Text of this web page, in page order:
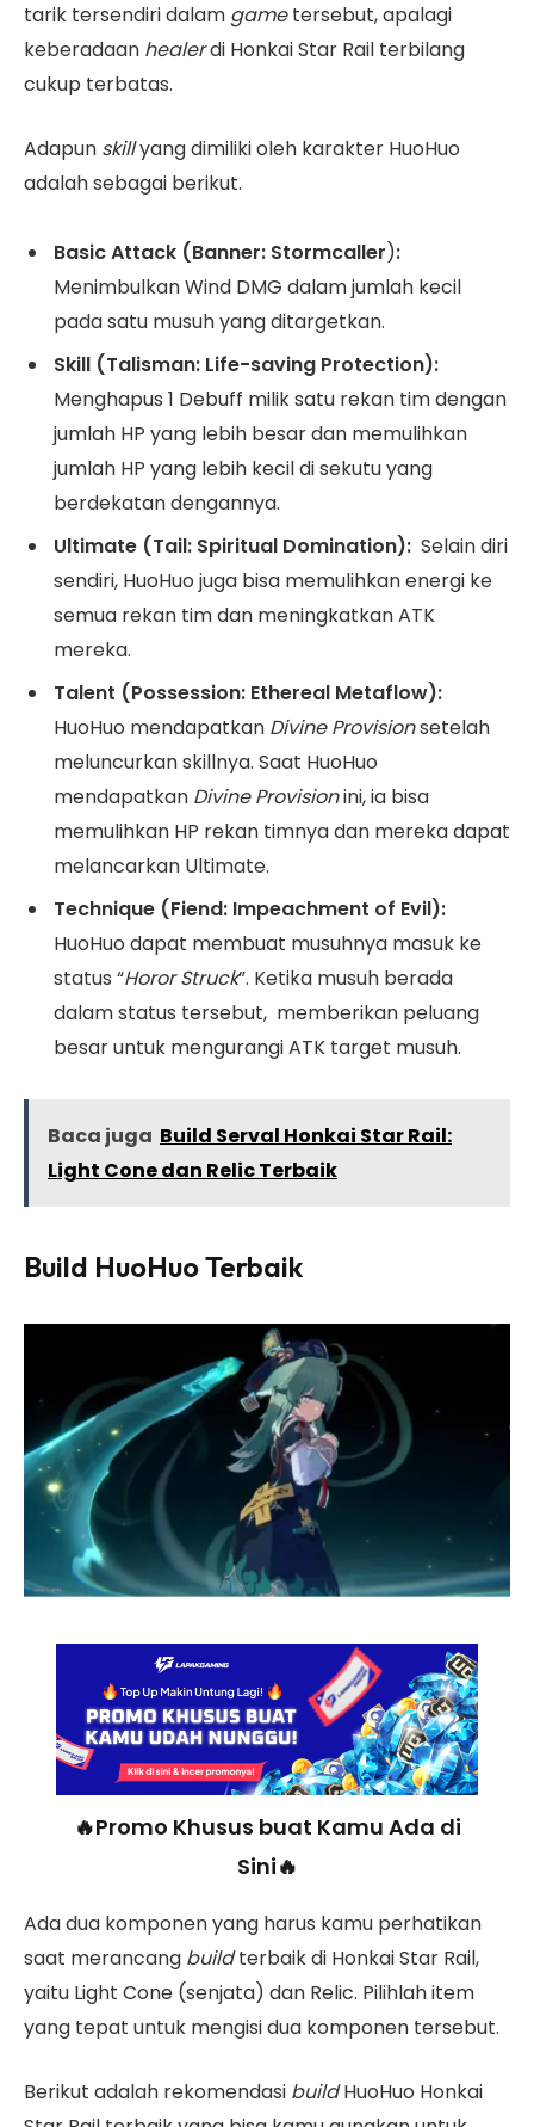
tarik tersendiri dalam gametersebut, apalagi
keberadaan healerdi Honkai Star Rail terbilang
cukup terbatas.
Adapun skillyang dimiliki oleh karakter HuoHuo
adalah sebagai berikut.
Basic Attack (Banner: Stormcaller):
Menimbulkan Wind DMG dalam jumlah kecil
pada satu musuh yang ditargetkan.
Skill (Talisman: Life-saving Protection):
Menghapus 1 Debuff milik satu rekan tim dengan
jumlah HP yang lebih besar dan memulihkan
jumlah HP yang lebih kecil di sekutu yang
berdekatan dengannya.
Ultimate (Tail: Spiritual Domination): Selain diri
sendiri, HuoHuo juga bisa memulihkan energi ke
semua rekan tim dan meningkatkan ATK
mereka.
Talent (Possession: Ethereal Metaflow):
HuoHuo mendapatkan Divine Provisionsetelah
meluncurkan skillnya. Saat HuoHuo
mendapatkan Divine Provisionini, ia bisa
memulihkan HP rekan timnya dan mereka dapat
melancarkan Ultimate.
Technique (Fiend: Impeachment of Evil):
HuoHuo dapat membuat musuhnya masuk ke
status “Horor Struck”. Ketika musuh berada
dalam status tersebut, memberikan peluang
besar untuk mengurangi ATK target musuh.
Baca juga Build Serval Honkai Star Rail:
Light Cone dan Relic Terbaik
Build HuoHuo Terbaik
🔥Promo Khusus buat Kamu Ada di
Sini🔥
Ada dua komponen yang harus kamu perhatikan
saat merancang buildterbaik di Honkai Star Rail,
yaitu Light Cone (senjata) dan Relic. Pilihlah item
yang tepat untuk mengisi dua komponen tersebut.
Berikut adalah rekomendasi buildHuoHuo Honkai